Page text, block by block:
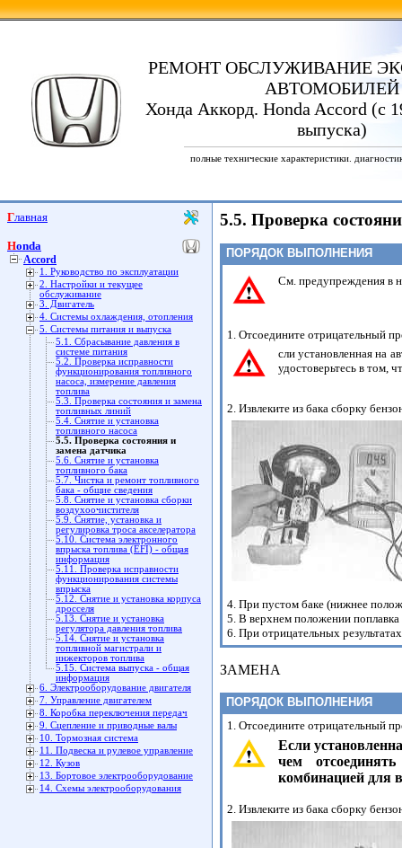
РЕМОНТ ОБСЛУЖИВАНИЕ
АВТОМОБИЛЕЙ
Хонда Аккорд. Honda Accord (с
выпуска)
полные технические характеристики.
Главная
Honda
Accord
1. Руководство по эксплуатации
2. Настройки и текущее
обслуживание
3. Двигатель
4. Системы охлаждения, отопления
5. Системы питания и выпуска
5.1. Сбрасывание давления в
системе питания
5.2. Проверка исправности
функционирования топливного
насоса, измерение давления
топлива
5.3. Проверка состояния и замена
топливных линий
5.4. Снятие и установка
топливного насоса
5.5. Проверка состояния и
замена датчика
5.6. Снятие и установка
топливного бака
5.7. Чистка и ремонт топливного
бака - общие сведения
5.8. Снятие и установка сборки
воздухоочистителя
5.9. Снятие, установка и
регулировка троса акселератора
5.10. Система электронного
впрыска топлива (EFI) - общая
информация
5.11. Проверка исправности
функционирования системы
впрыска
5.12. Снятие и установка корпуса
дросселя
5.13. Снятие и установка
регулятора давления топлива
5.14. Снятие и установка
топливной магистрали и
инжекторов топлива
5.15. Система выпуска - общая
информация
6. Электрооборудование двигателя
7. Управление двигателем
8. Коробка переключения передач
9. Сцепление и приводные валы
10. Тормозная система
11. Подвеска и рулевое управление
12. Кузов
13. Бортовое электрооборудование
14. Схемы электрооборудования
5.5. Проверка
ПОРЯДОК ВЫПОЛНЕНИЯ
См. предупреждения в
1. Отсоедините отрицательный
сли установленная на
удостоверьтесь в том,
2. Извлеките из бака сборку
4. При пустом баке (нижнее
5. В верхнем положении
6. При отрицательных
ЗАМЕНА
ПОРЯДОК ВЫПОЛНЕНИЯ
1. Отсоедините отрицательный
Если
чем
комбинацией для
2. Извлеките из бака сборку